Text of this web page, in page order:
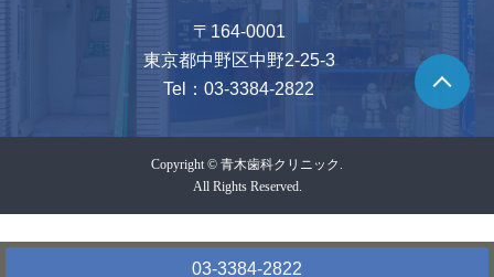
03-3384-2822
〒164-0001
東京都中野区中野2-25-3
Tel： 03-3384-2822
Copyright © 青木歯科クリニック.
All Rights Reserved.